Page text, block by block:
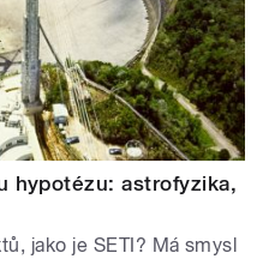
hypotézu: astrofyzika,
jako je SETI? Má smysl